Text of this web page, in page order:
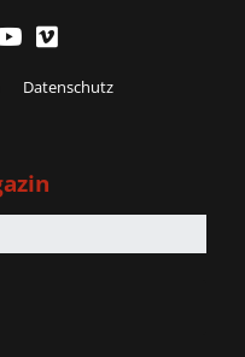
Datenschutz